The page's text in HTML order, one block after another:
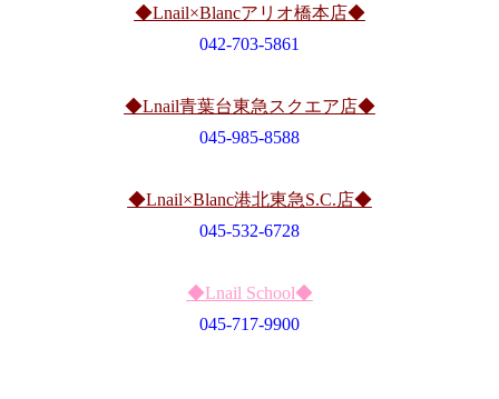
◆Lnail×Blancアリオ橋本店◆
042-703-5861
◆Lnail青葉台東急スクエア店◆
045-985-8588
◆Lnail×Blanc港北東急S.C.店◆
045-532-6728
◆Lnail School◆
045-717-9900